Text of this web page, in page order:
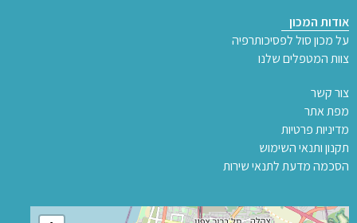
אודות המכון
על מכון סול לפסיכותרפיה
צוות המטפלים שלנו
צור קשר
מפת אתר
מדיניות פרטיות
תקנון ותנאי השימוש
הסכמה מדעת לתנאי שירות